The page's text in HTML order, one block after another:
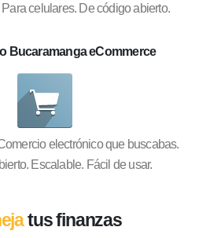
celulares. De código abierto.
Bucaramanga eCommerce
electrónico que buscabas.
Escalable. Fácil de usar.
tus finanzas